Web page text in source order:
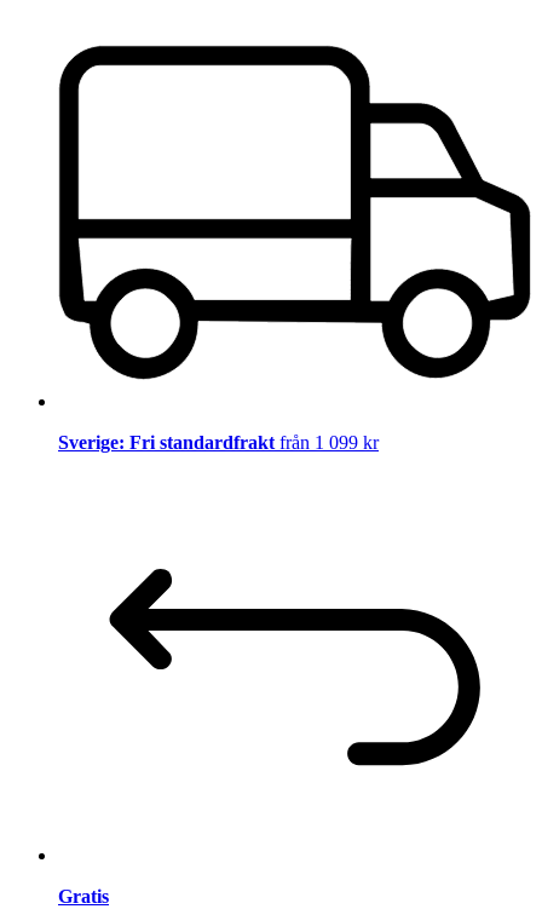
Sverige: Fri standardfrakt från 1 099 kr
Gratis